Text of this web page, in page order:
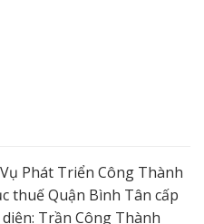
Phát Triển Công Thành
thuế Quận Bình Tân cấp
Trần Công Thành